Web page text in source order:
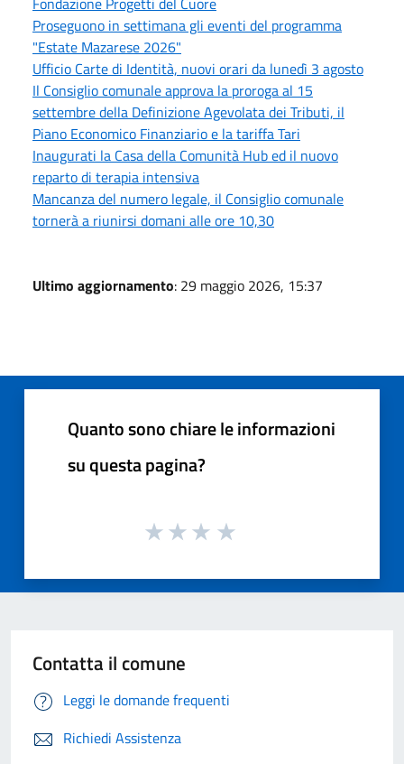
Proseguono in settimana gli eventi del programma
"Estate Mazarese 2026"
Ufficio Carte di Identità, nuovi orari da lunedì 3 agosto
Il Consiglio comunale approva la proroga al 15
settembre della Definizione Agevolata dei Tributi, il
Piano Economico Finanziario e la tariffa Tari
Inaugurati la Casa della Comunità Hub ed il nuovo
reparto di terapia intensiva
Mancanza del numero legale, il Consiglio comunale
tornerà a riunirsi domani alle ore 10,30
Ultimo aggiornamento: 29 maggio 2026, 15:37
Quanto sono chiare le informazioni
su questa pagina?
Contatta il comune
Leggi le domande frequenti
Richiedi Assistenza